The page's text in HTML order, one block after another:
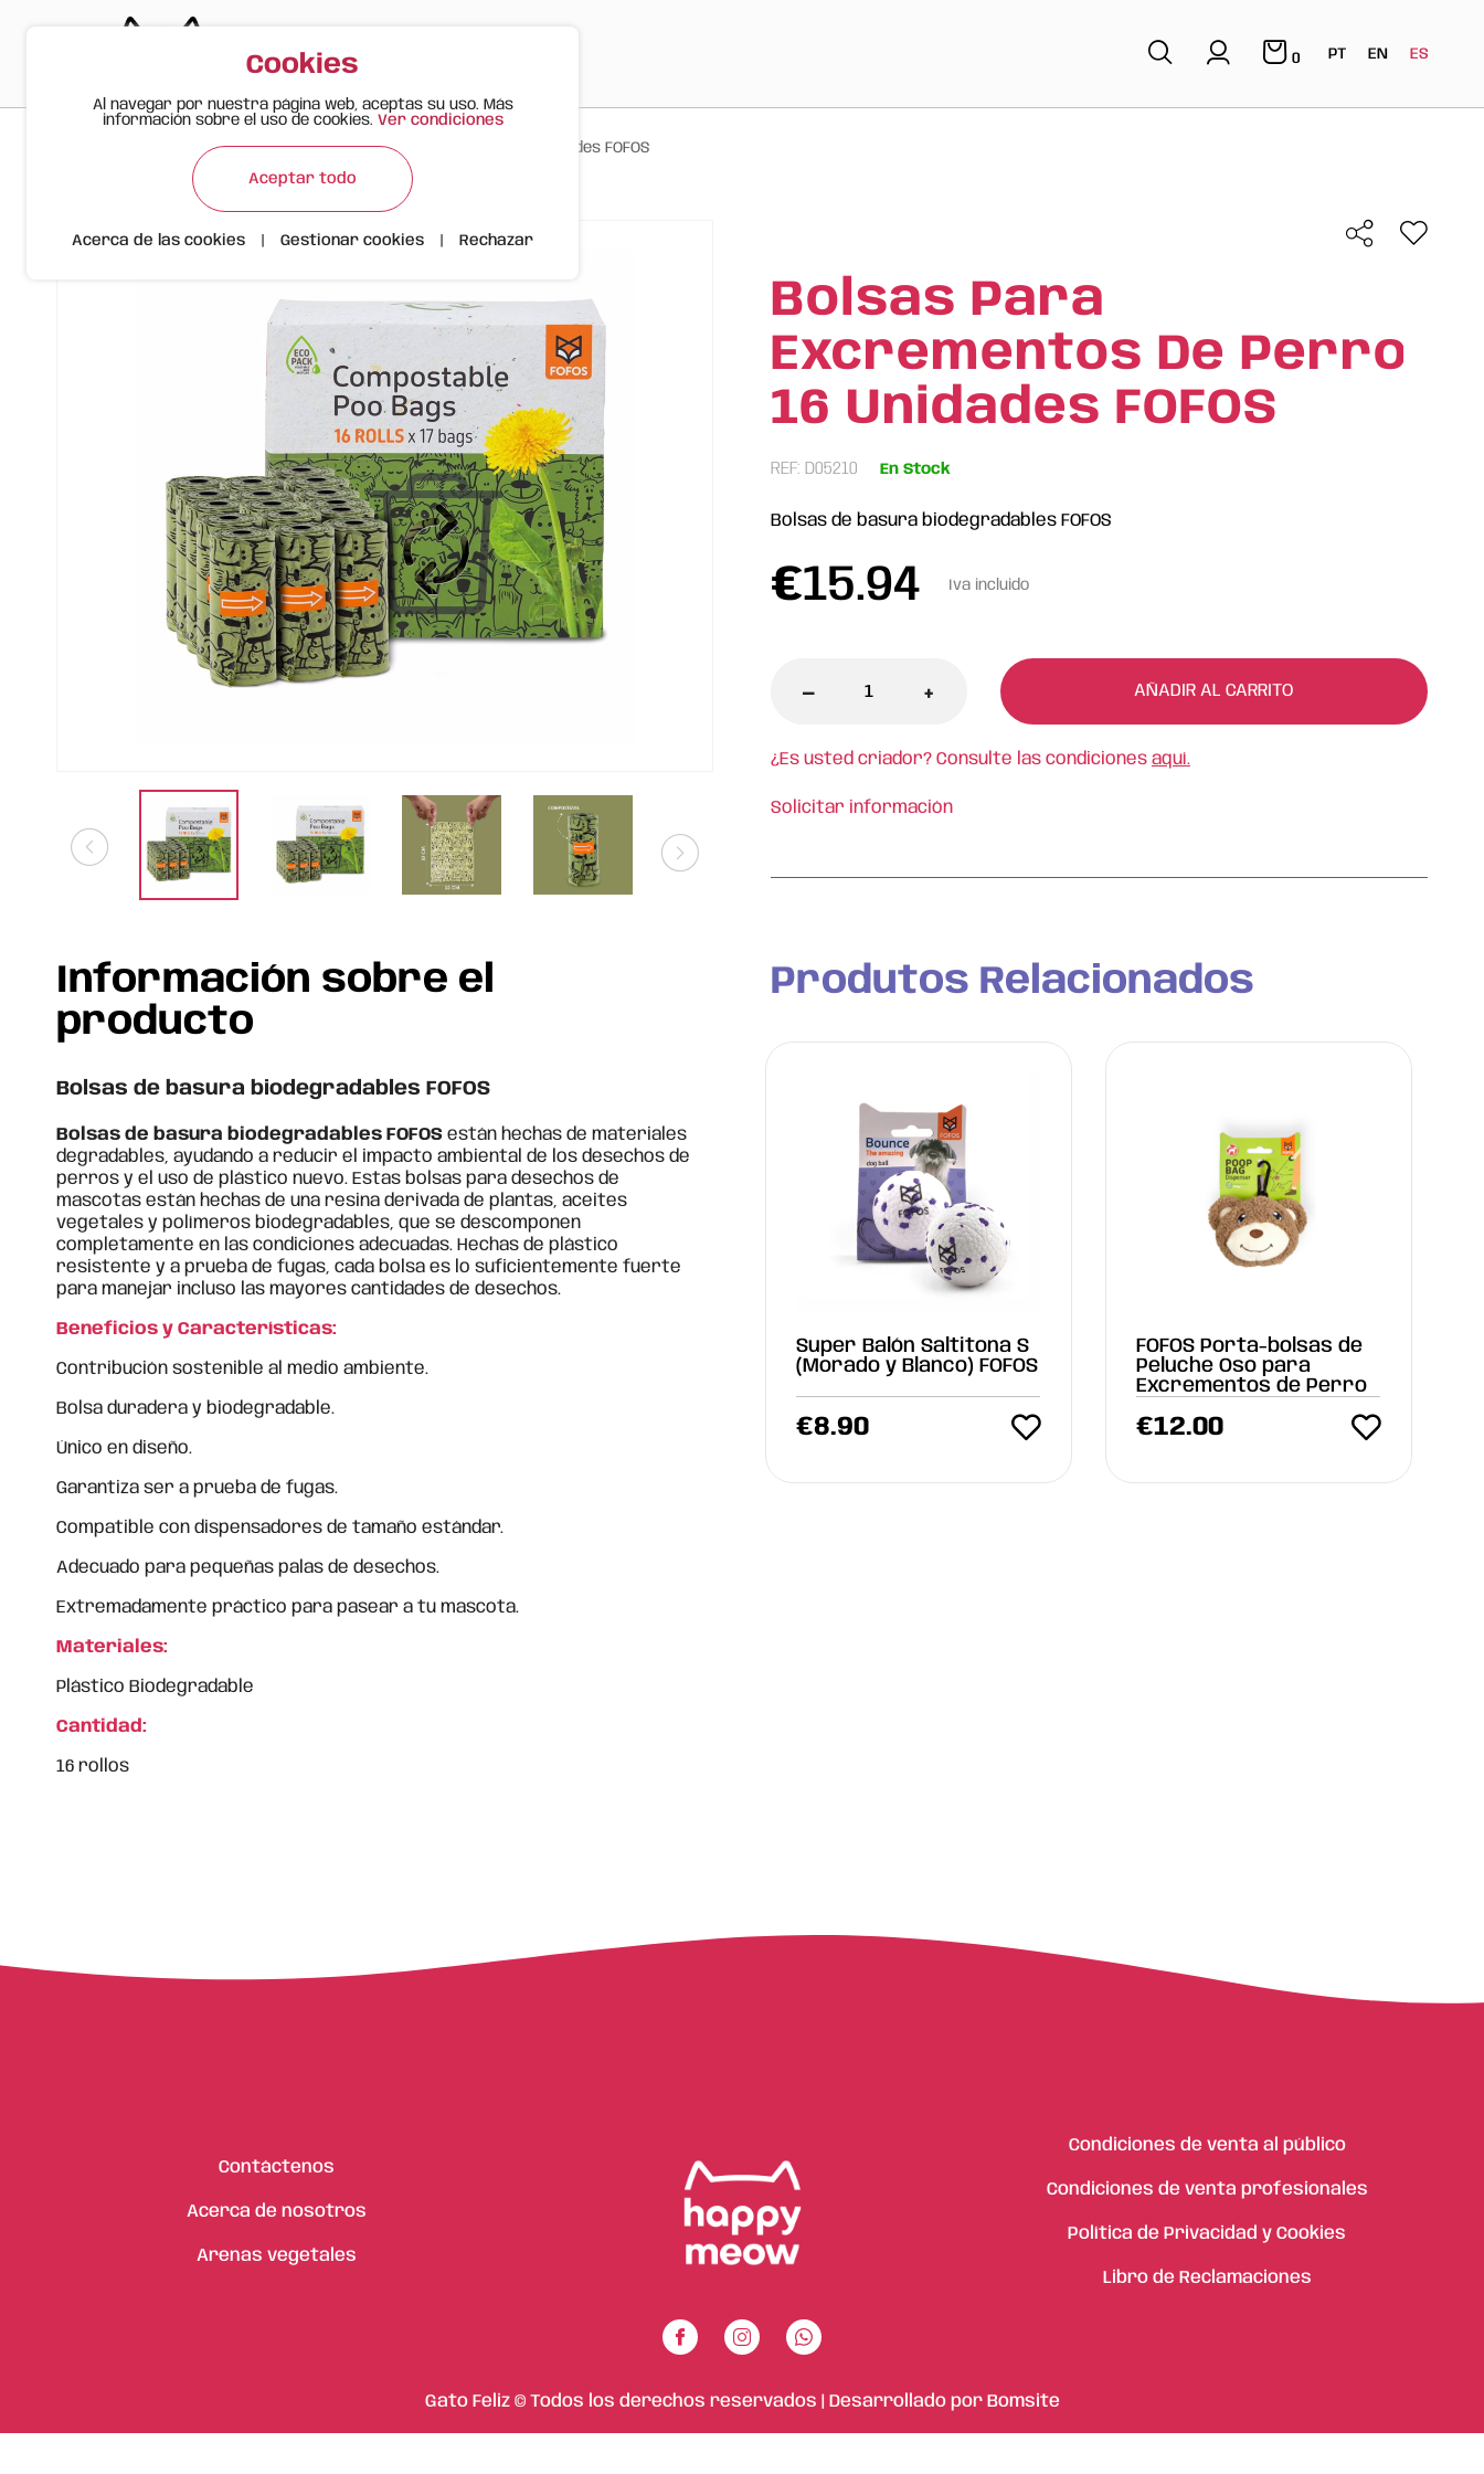
0 PT EN ES
Productos > > Bolsas Para Excrementos De Perro 16 Unidades FOFOS
Bolsas Para
Excrementos De Perro
16 Unidades FOFOS
REF: D05210 En Stock
Bolsas de basura biodegradables FOFOS
€15.94 Iva incluido
- + AÑADIR AL CARRITO
¿Es usted criador? Consulte las condiciones aquí.
Solicitar información
Información sobre el
producto
Bolsas de basura biodegradables FOFOS
Bolsas de basura biodegradables FOFOS están hechas de materiales
degradables, ayudando a reducir el impacto ambiental de los desechos de
perros y el uso de plástico nuevo. Estas bolsas para desechos de
mascotas están hechas de una resina derivada de plantas, aceites
vegetales y polímeros biodegradables, que se descomponen
completamente en las condiciones adecuadas. Hechas de plástico
resistente y a prueba de fugas, cada bolsa es lo suficientemente fuerte
para manejar incluso las mayores cantidades de desechos.
Beneficios y Características:
Contribución sostenible al medio ambiente.
Bolsa duradera y biodegradable.
Único en diseño.
Garantiza ser a prueba de fugas.
Compatible con dispensadores de tamaño estándar.
Adecuado para pequeñas palas de desechos.
Extremadamente práctico para pasear a tu mascota.
Materiales:
Plástico Biodegradable
Cantidad:
16 rollos
Produtos Relacionados
Super Balón Saltitona S
(Morado y Blanco) FOFOS
€8.90
FOFOS Porta-bolsas de
Peluche Oso para
Excrementos de Perro
€12.00
Contáctenos
Acerca de nosotros
Arenas vegetales
Condiciones de venta al público
Condiciones de venta profesionales
Política de Privacidad y Cookies
Libro de Reclamaciones
Gato Feliz © Todos los derechos reservados | Desarrollado por Bomsite
Cookies
Al navegar por nuestra página web, aceptas su uso. Más
información sobre el uso de cookies. Ver condiciones
Aceptar todo
Acerca de las cookies Gestionar cookies Rechazar